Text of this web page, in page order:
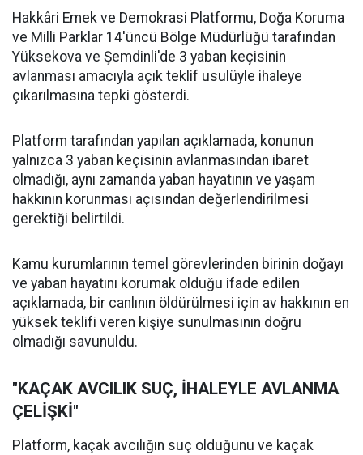
Hakkâri Emek ve Demokrasi Platformu, Doğa Koruma
ve Milli Parklar 14'üncü Bölge Müdürlüğü tarafından
Yüksekova ve Şemdinli'de 3 yaban keçisinin
avlanması amacıyla açık teklif usulüyle ihaleye
çıkarılmasına tepki gösterdi.
Platform tarafından yapılan açıklamada, konunun
yalnızca 3 yaban keçisinin avlanmasından ibaret
olmadığı, aynı zamanda yaban hayatının ve yaşam
hakkının korunması açısından değerlendirilmesi
gerektiği belirtildi.
Kamu kurumlarının temel görevlerinden birinin doğayı
ve yaban hayatını korumak olduğu ifade edilen
açıklamada, bir canlının öldürülmesi için av hakkının en
yüksek teklifi veren kişiye sunulmasının doğru
olmadığı savunuldu.
"KAÇAK AVCILIK SUÇ, İHALEYLE AVLANMA
ÇELİŞKİ"
Platform, kaçak avcılığın suç olduğunu ve kaçak